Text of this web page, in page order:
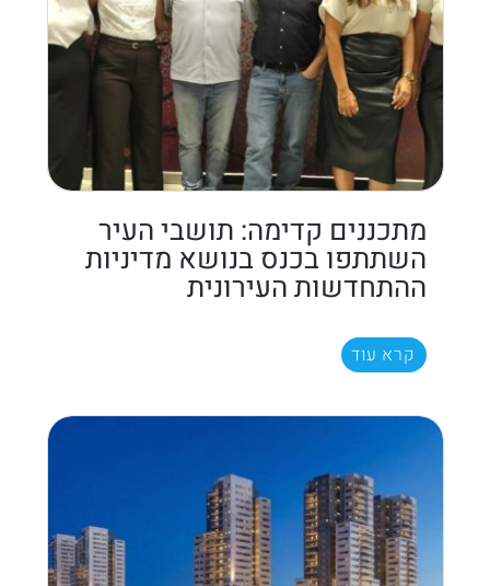
מתכננים קדימה: תושבי העיר
השתתפו בכנס בנושא מדיניות
ההתחדשות העירונית
קרא עוד